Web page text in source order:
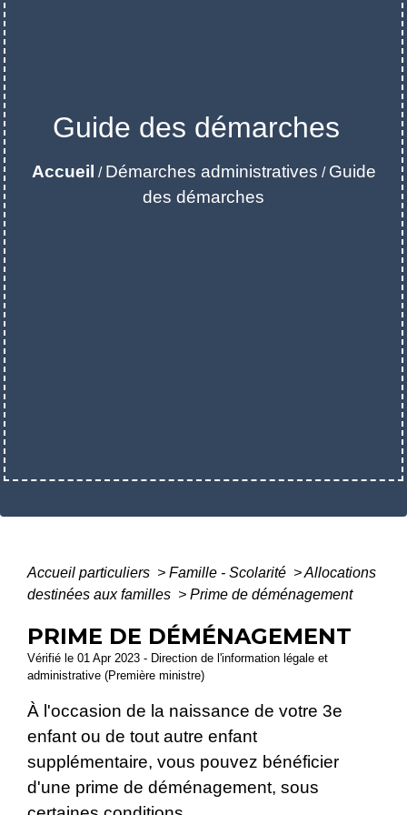
Guide des démarches
Accueil / Démarches administratives / Guide
des démarches
Accueil particuliers > Famille - Scolarité >Allocations
destinées aux familles > Prime de déménagement
PRIME DE DÉMÉNAGEMENT
Vérifié le 01 Apr 2023 - Direction de l'information légale et
administrative (Première ministre)
À l'occasion de la naissance de votre 3e
enfant ou de tout autre enfant
supplémentaire, vous pouvez bénéficier
d'une prime de déménagement, sous